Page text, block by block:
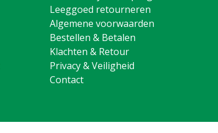
Leeggoed retourneren
Algemene voorwaarden
Bestellen & Betalen
Klachten & Retour
Privacy & Veiligheid
Contact